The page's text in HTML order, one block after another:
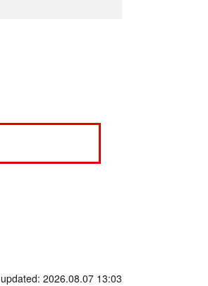
2026.08.07 13:03